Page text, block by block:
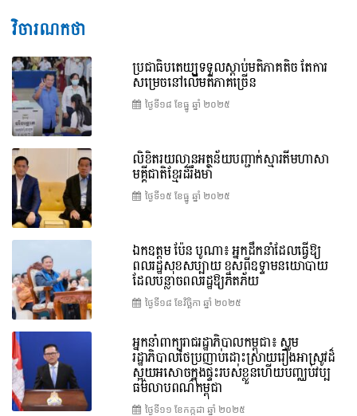
វិចារណកថា
ប្រជាធិបតេយ្យទទួលស្តាប់មតិភាគតិច តែការ
សម្រេចនៅលើមតិភាគច្រើន
ថ្ងៃទី១៨ ខែ​ធ្នូ ឆ្នាំ ២០២៥
លិខិតរយលានអត្ថន័យបញ្ជាក់ស្មារតីមហាសា
មគ្គីជាតិខ្មែរដ៏រឹងមាំ
ថ្ងៃទី១៥ ខែ​ធ្នូ ឆ្នាំ ២០២៥
ឯកឧត្តម ប៉ែន បូណា៖ អ្នកដឹកនាំដែលធ្វើឱ្យ
ពលរដ្ឋសុខសប្បាយ ខុសពីឧទ្ទាមនយោបាយ
ដែលបន្លាចពលរដ្ឋឱ្យភិតភ័យ
ថ្ងៃទី១៨ ខែ​វិច្ឆិកា ឆ្នាំ ២០២៥
អ្នកនាំពាក្យរាជរដ្ឋាភិបាលកម្ពុជា៖ សូម
រដ្ឋាភិបាលថៃប្រញាប់ដោះស្រាយរឿងអាស្រូវដ៏
ស្អុយអសោចក្នុងផ្ទះរបស់ខ្លួនហើយបញ្ឈប់វប្ប
ធម៌លាបពណ៌កម្ពុជា
ថ្ងៃទី១១ ខែ​កក្កដា ឆ្នាំ ២០២៥